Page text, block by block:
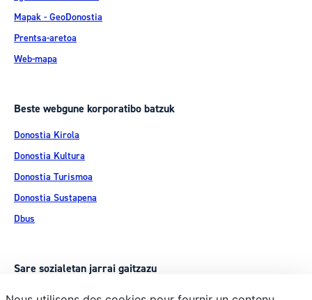
Mapak - GeoDonostia
Prentsa-aretoa
Web-mapa
Beste webgune korporatibo batzuk
Donostia Kirola
Donostia Kultura
Donostia Turismoa
Donostia Sustapena
Dbus
Sare sozialetan jarrai gaitzazu